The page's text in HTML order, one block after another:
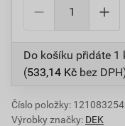
Do košíku přidáte 1
(533,14 Kč bez
Číslo položky:
Výrobky značky: DEK